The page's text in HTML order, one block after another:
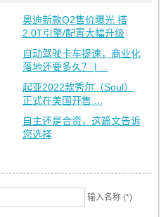
奥迪新款Q2售价曝光 搭
2.0T引擎/配置大幅升级
自动驾驶卡车提速，商业化
落地还要多久？ | ...
起亚2022款秀尔（Soul）
正式在美国开售 ...
自主还是合资，这篇文告诉
您选择
输入名称 (*)